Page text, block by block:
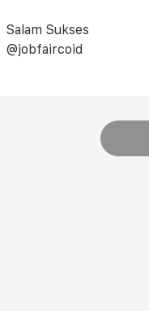
Salam Sukses
@jobfaircoid